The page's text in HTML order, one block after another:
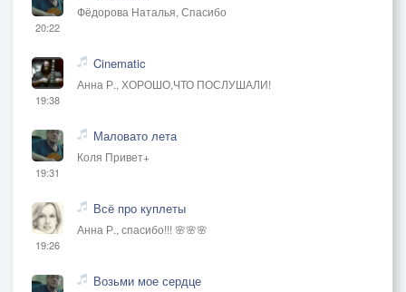
20:22
Фёдорова Наталья, Спасибо
19:38
Cinematic
Анна Р., ХОРОШО,ЧТО ПОСЛУШАЛИ!
19:31
Маловато лета
Коля Привет+
19:26
Всё про куплеты
Анна Р., спасибо!!! 🌸🌸🌸
Возьми мое сердце